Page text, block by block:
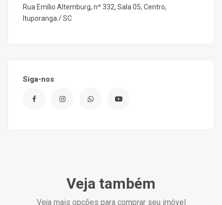
Rua Emílio Altemburg, nº 332, Sala 05, Centro,
Ituporanga / SC
Siga-nos
Veja também
Veja mais opções para comprar seu imóvel